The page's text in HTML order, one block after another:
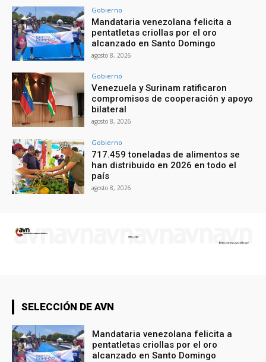
Gobierno
Mandataria venezolana felicita a
pentatletas criollas por el oro
alcanzado en Santo Domingo
agosto 8, 2026
Gobierno
Venezuela y Surinam ratificaron
compromisos de cooperación y apoyo
bilateral
agosto 8, 2026
Gobierno
717.459 toneladas de alimentos se
han distribuido en 2026 en todo el
país
agosto 8, 2026
SELECCIÓN DE AVN
Mandataria venezolana felicita a
pentatletas criollas por el oro
alcanzado en Santo Domingo